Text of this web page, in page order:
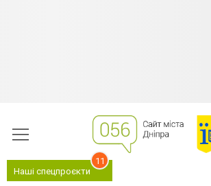
Наші спецпроєкти
11